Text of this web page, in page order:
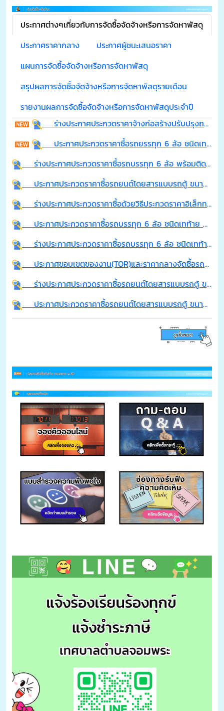
ประกาศต่างๆเกี่ยวกับการจัดซื้อจัดจ้างหรือการจัดหาพัสดุ
ประกาศราคากลาง
ประกาศผู้ชนะเสนอราคา
แผนการจัดซื้อจัดจ้างหรือการจัดหาพัสดุ
สรุปผลการจัดซื้อจัดจ้างหรือการจัดหาพัสดุรายเดือน
รายงานผลการจัดซื้อจัดจ้างหรือการจัดหาพัสดุประจำปี
ร่างประกาศประกวดราคาจ้างก่อสร้างปรับปรุงถนนคอนกรีตเสริมเหล็ก ถนน เทศบาล 41 หมู่ที่ 5 บ้านศรีจอมพระ ตำบลจอมพระ อำเภอจอมพระ จังหวัดสุรินทร์ ด้วยวิธีประกวดราคาอิเล็กทรอนิกส์ (e-bidding)
ประกาศประกวดราคาซื้อรถยรรทุก 6 ล้อ ชนิดเทท้าย ติดตั้งเครนไฮโดรลิคและกระเช้าซ่อมไฟฟ้า ด้วยวิธีประกวดราคาอิเล็กทรอนิกส์ (e-biddings)
ร่างประกาศประกวดราคาซื้อรถบรรทุก 6 ล้อ พร้อมติดตั้งเครนไฮโดรลิคและกระเช้าไฟฟ่า จำนวน 1 คัน ด้วยวิธีประกวดราคาอิเล็กทรอนิกส์ (e-budding)
ประกาศประกวดราคาซื้อรถยนต์โดยสารแบบรถตู้ ขนาด 12 ที่นั้ง เครื่องยนต์ดีเซล ปริมาตรกระบอกสูบไม่ต่ำกว่า 2,400 ซีซี หรือกำลังส่งเครื่องยนต์สูงสุดไม่ต่ำกว่า 90 กิโลวัตต์ จำนวน 1 คัน ด้วยวิธีประกวดราคาอิเล็กทรอนิกส์ (e-budding)
ร่างประกาศประกวดราคาซื้อด้วยวิธีประกวดราคาอิเล็กทรอนิกส์ (e-bidding) การซื้อรถยนต์โดยสารแบบรถตู้ ขนาด 12 ที่นั่ง เครื่องยนต์ดีเซล ปริมาตรกระบอกสูบไม่ต่ำกว่า 2,400 ซีซี หรือ กำลังส่งเครื่องยนต์สูงสุดไม่ต่ำกว่า 90 กิโลวัตต์ จำนวน 1 คัน
ประกาศประกวดราคาซื้อรถบรรทุก 6 ล้อ ชนิดเทท้าย ติดตั้งเครนไฮโดรลิคและกระเช้าซ่อมไฟฟ้าด้วยวิธีประกวดราคาอิเล็กทรอนิกส์ (e-bidding)
ร่างประกาศประกวดราคาซื้อรถบรรทุก 6 ล้อ ชนิดเทท้าย ติดตั้งเครนไฮโดรลิคและกระเช้าซ่อมไฟฟ้า ด้วยวิธีการประกวดราคาอิเล็กทรอนิกส์ (e-bidding)
ประกาศขอบเขตของงาน(TOR)และราคากลางจัดซื้อรถบรรทุก 6 ล้อ ชนิดเทท้าย ติดตั้งเครนไฮโดรลิคและกระเช้าซ่อมไฟฟ้า จำนวน 1 คัน
ร่างประกาศประกวดราคาซื้อรถยนต์โดยสารแบบรถตู้ ขนาด 12 ที่นั่ง เครื่องยนต์ดีเซล ปริมาตรกระบอกสูบไม่ต่ำกว่า 2,400 ซีซี หรือกำลังส่งเครื่องยนต์สูงสุดไม่ต่ำกว่า 90 กิโลวัตต์ ด้วยวิธีประกวดราคาอิเล็กทรอนิกส์ (e-bidding)
ประกาศประกวดราคาซื้อรถยนต์โดยสารแบบรถตู้ ขนาด 12 ที่นั้ง เครื่องยนต์ดีเซล ปริมาตรกระบอกสูบไม่ต่ำกว่า 2,400 ซีซี หรือกำลังส่งเครื่องยนต์สูงสุดไม่ต่ำกว่า 90 กิโลวัตต์ ด้วยวิธีการประกวดราคาอิเล็กทรอนิกส์ (e-bidding)